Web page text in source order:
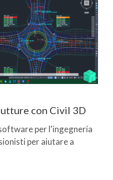
con Civil 3D
per l'ingegneria
per aiutare a